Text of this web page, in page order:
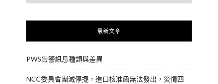
最新文章
PWS告警訊息種類與差異
NCC委員會團滅停擺，進口核准函無法發出，災情四